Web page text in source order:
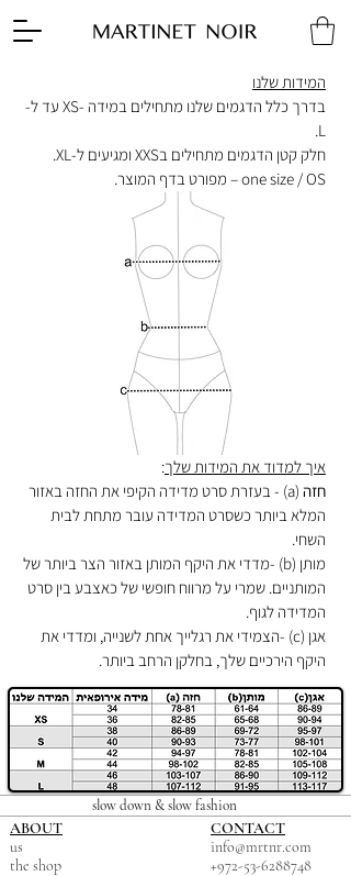
המידות שלנו
בדרך כלל הדגמים שלנו מתחילים במידה -XS עד ל-
L.
חלק קטן הדגמים מתחילים בXXS ומגיעים ל-XL.
one size / OS – מפורט בדף המוצר.
איך למדוד את המידות שלך:
חזה
(a) - בעזרת סרט מדידה הקיפי את החזה באזור
המלא ביותר כשסרט המדידה עובר מתחת לבית
השחי.
מותן (b) -מדדי את היקף המותן באזור הצר ביותר של
המותניים. שמרי על מרווח חופשי של כאצבע בין סרט
המדידה לגוף.
אגן (c) -הצמידי את רגלייך אחת לשנייה, ומדדי את
היקף הירכיים שלך, בחלקן הרחב ביותר.
slow down & slow fashion
ABOUT
us
the shop
CONTACT
info@mrtnr.com
+972-53-6288748